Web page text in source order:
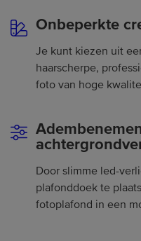
Onbeperkte
Je kunt kiezen uit
haarscherpe,
foto van hoge
Door slimme led-
plafonddoek te
fotoplafond in een